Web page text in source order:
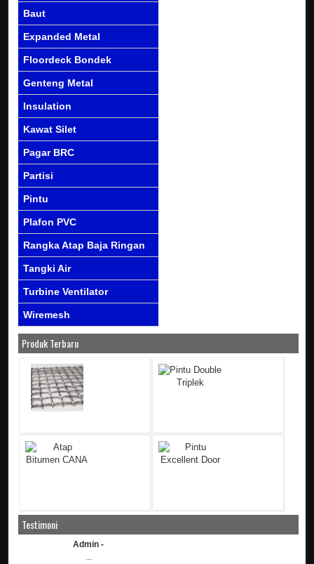
Baut
Expanded Metal
Floordeck Bondek
Genteng Metal
Insulation
Kawat Silet
Pagar BRC
Partisi
Pintu
Plafon PVC
Rangka Atap Baja Ringan
Tangki Air
Turbine Ventilator
Wiremesh
Produk Terbaru
Testimoni
Admin -
...